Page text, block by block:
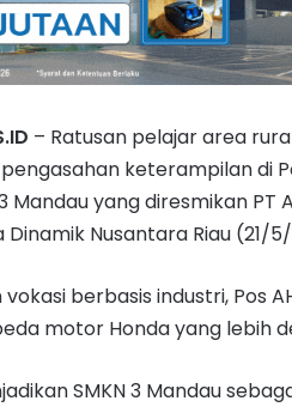
– Ratusan pelajar area
keterampilan di
Mandau yang diresmikan
Dinamik Nusantara Riau (21/
berbasis industri, Pos
motor Honda yang lebih
SMKN 3 Mandau